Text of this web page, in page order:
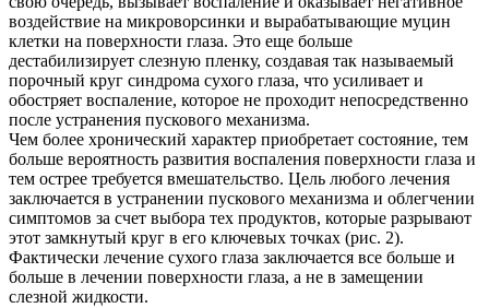
воздействие на микроворсинки и вырабатывающие муцин
клетки на поверхности глаза. Это еще больше
дестабилизирует слезную пленку, создавая так называемый
порочный круг синдрома сухого глаза, что усиливает и
обостряет воспаление, которое не проходит непосредственно
после устранения пускового механизма.
Чем более хронический характер приобретает состояние, тем
больше вероятность развития воспаления поверхности глаза и
тем острее требуется вмешательство. Цель любого лечения
заключается в устранении пускового механизма и облегчении
симптомов за счет выбора тех продуктов, которые разрывают
этот замкнутый круг в его ключевых точках (рис. 2).
Фактически лечение сухого глаза заключается все больше и
больше в лечении поверхности глаза, а не в замещении
слезной жидкости.